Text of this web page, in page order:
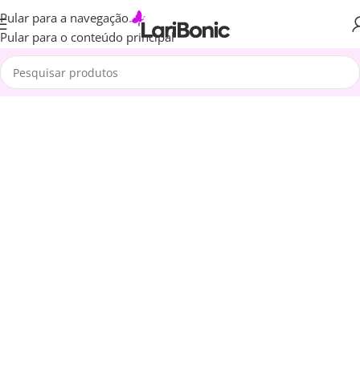
Pular para a navegação
Pular para o conteúdo principal